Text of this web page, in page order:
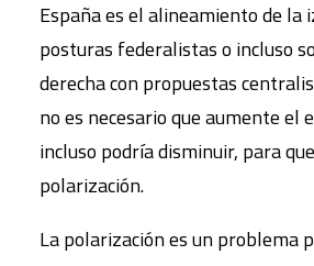
España es el alineamiento de la
posturas federalistas o incluso
derecha con propuestas
no es necesario que aumente el
incluso podría disminuir, para
polarización.
La polarización es un problema